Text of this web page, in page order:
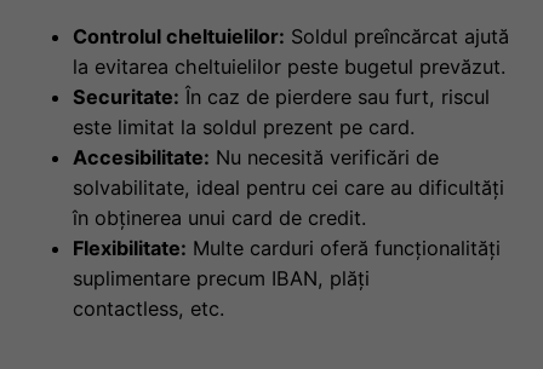
Controlul cheltuielilor: Soldul preîncărcat ajută
la evitarea cheltuielilor peste bugetul prevăzut.
Securitate: În caz de pierdere sau furt, riscul
este limitat la soldul prezent pe card.
Accesibilitate: Nu necesită verificări de
solvabilitate, ideal pentru cei care au dificultăți
în obținerea unui card de credit.
Flexibilitate: Multe carduri oferă funcționalități
suplimentare precum IBAN, plăți
contactless, etc.